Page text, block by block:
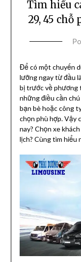
Tìm hiểu
29, 45
Để có một chuyến
lưỡng ngay từ đầu
bị trước về phương
những điều cần
bạn bè hoặc công
chọn phù hợp. Vậy
nay? Chọn xe
lịch? Cùng tìm hiểu